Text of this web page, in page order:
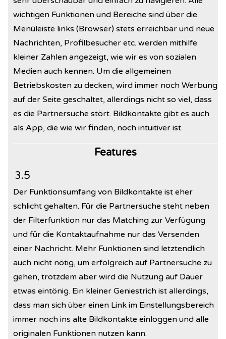
wichtigen Funktionen und Bereiche sind über die
Menüleiste links (Browser) stets erreichbar und neue
Nachrichten, Profilbesucher etc. werden mithilfe
kleiner Zahlen angezeigt, wie wir es von sozialen
Medien auch kennen. Um die allgemeinen
Betriebskosten zu decken, wird immer noch Werbung
auf der Seite geschaltet, allerdings nicht so viel, dass
es die Partnersuche stört. Bildkontakte gibt es auch
als App, die wie wir finden, noch intuitiver ist.
Features
3.5
Der Funktionsumfang von Bildkontakte ist eher
schlicht gehalten. Für die Partnersuche steht neben
der Filterfunktion nur das Matching zur Verfügung
und für die Kontaktaufnahme nur das Versenden
einer Nachricht. Mehr Funktionen sind letztendlich
auch nicht nötig, um erfolgreich auf Partnersuche zu
gehen, trotzdem aber wird die Nutzung auf Dauer
etwas eintönig. Ein kleiner Geniestrich ist allerdings,
dass man sich über einen Link im Einstellungsbereich
immer noch ins alte Bildkontakte einloggen und alle
originalen Funktionen nutzen kann.